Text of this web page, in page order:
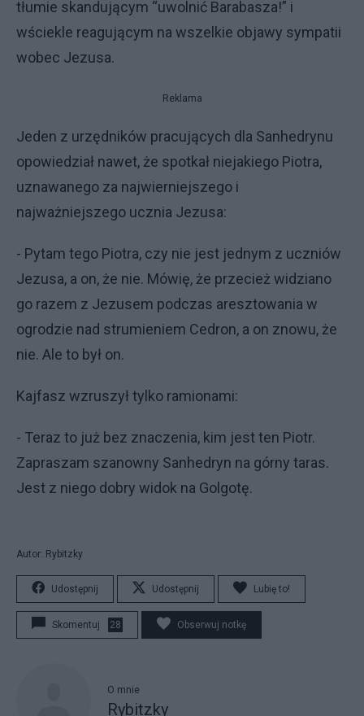
tłumie skandującym “uwolnić Barabasza!” i
wściekle reagującym na wszelkie objawy sympatii
wobec Jezusa.
Reklama
Jeden z urzędników pracujących dla Sanhedrynu
opowiedział nawet, że spotkał niejakiego Piotra,
uznawanego za najwierniejszego i
najważniejszego ucznia Jezusa:
- Pytam tego Piotra, czy nie jest jednym z uczniów
Jezusa, a on, że nie. Mówię, że przecież widziano
go razem z Jezusem podczas aresztowania w
ogrodzie nad strumieniem Cedron, a on znowu, że
nie. Ale to był on.
Kajfasz wzruszył tylko ramionami:
- Teraz to już bez znaczenia, kim jest ten Piotr.
Zapraszam szanowny Sanhedryn na górny taras.
Jest z niego dobry widok na Golgotę.
Autor: Rybitzky
Udostępnij Udostępnij Lubię to!
Skomentuj 28 Obserwuj notkę
O mnie
Rybitzky